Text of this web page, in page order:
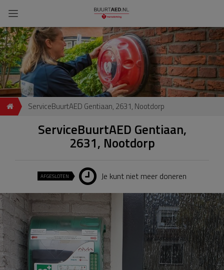
ServiceBuurtAED Gentiaan, 2631, Nootdorp
ServiceBuurtAED Gentiaan,
2631, Nootdorp
AFGESLOTEN Je kunt niet meer doneren